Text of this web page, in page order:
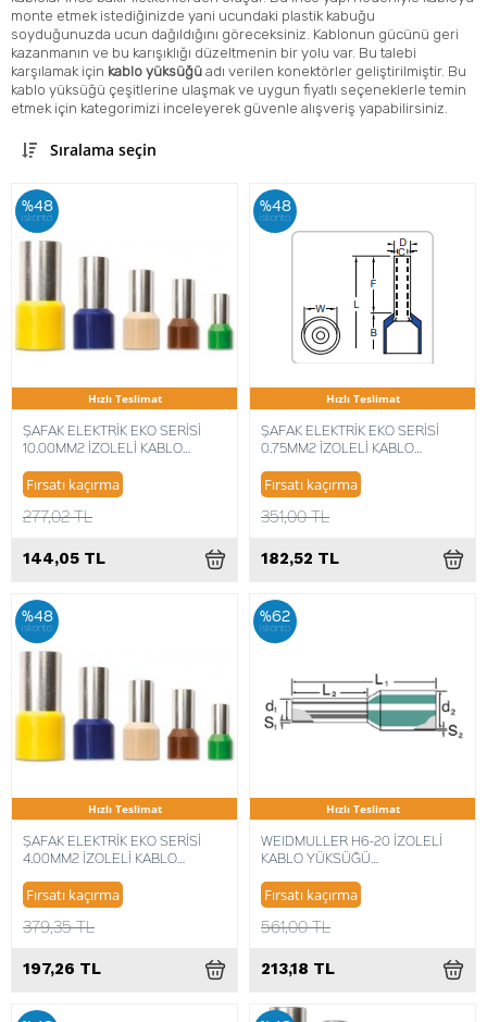
monte etmek istediğinizde yani ucundaki plastik kabuğu
soyduğunuzda ucun dağıldığını göreceksiniz. Kablonun gücünü geri
kazanmanın ve bu karışıklığı düzeltmenin bir yolu var. Bu talebi
karşılamak için kablo yüksüğü adı verilen konektörler geliştirilmiştir. Bu
kablo yüksüğü çeşitlerine ulaşmak ve uygun fiyatlı seçeneklerle temin
etmek için kategorimizi inceleyerek güvenle alışveriş yapabilirsiniz.
Sıralama seçin
%48
iskonto
Hızlı Teslimat
ŞAFAK ELEKTRİK EKO SERİSİ
10.00MM2 İZOLELİ KABLO
ADET) 8680734716051
Fırsatı kaçırma
277,02 TL
144,05 TL
%48
iskonto
Hızlı Teslimat
ŞAFAK ELEKTRİK EKO SERİSİ
0.75MM2 İZOLELİ KABLO
ADET) 8680734715986
Fırsatı kaçırma
351,00 TL
182,52 TL
%48
iskonto
Hızlı Teslimat
ŞAFAK ELEKTRİK EKO SERİSİ
4.00MM2 İZOLELİ KABLO
ADET) 8680734716020
Fırsatı kaçırma
379,35 TL
197,26 TL
%62
iskonto
Hızlı Teslimat
WEIDMULLER H6-20 İZOLELİ
KABLO YÜKSÜĞÜ
Fırsatı kaçırma
561,00 TL
213,18 TL